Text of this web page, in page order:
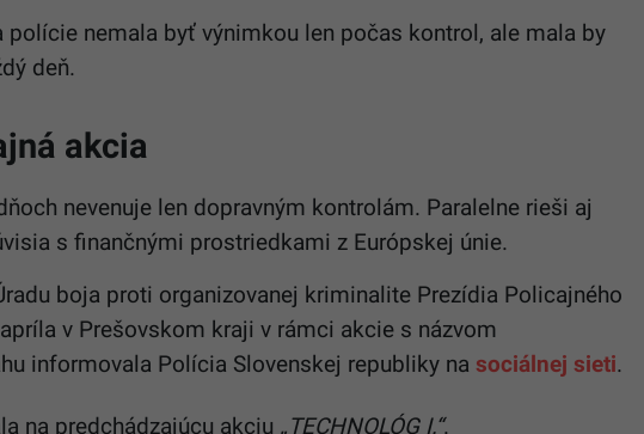
polície nemala byť výnimkou len počas kontrol, ale mala by
deň.
akcia
nevenuje len dopravným kontrolám. Paralelne rieši aj
s finančnými prostriedkami z Európskej únie.
boja proti organizovanej kriminalite Prezídia Policajného
v Prešovskom kraji v rámci akcie s názvom
informovala Polícia Slovenskej republiky na sociálnej sieti.
na predchádzajúcu akciu „TECHNOLÓG I.“.